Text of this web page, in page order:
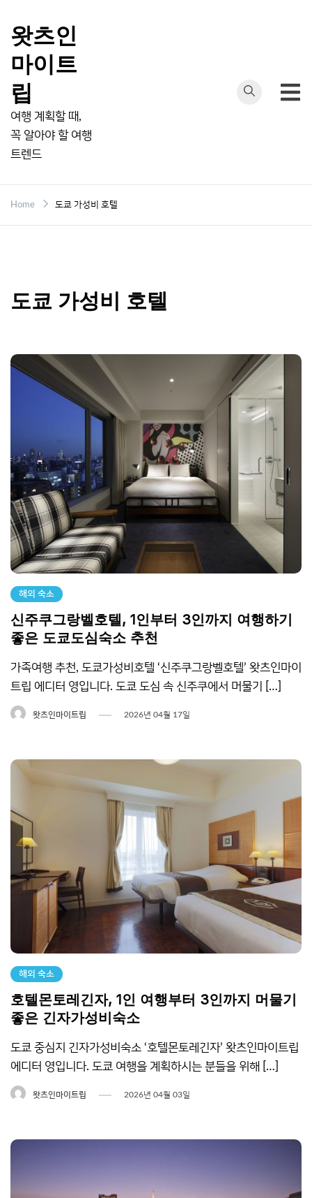
content
왓츠인
마이트
립
여행 계획할 때,
꼭 알아야 할 여행
트렌드
Home 도쿄 가성비 호텔
도쿄 가성비 호텔
해외 숙소
신주쿠그랑벨호텔, 1인부터 3인까지 여행하기
좋은 도쿄도심숙소 추천
가족여행 추천, 도쿄가성비호텔 ‘신주쿠그랑벨호텔’ 왓츠인마이
트립 에디터 영입니다. 도쿄 도심 속 신주쿠에서 머물기 […]
왓츠인마이트립 2026년 04월 17일
해외 숙소
호텔몬토레긴자, 1인 여행부터 3인까지 머물기
좋은 긴자가성비숙소
도쿄 중심지 긴자가성비숙소 ‘호텔몬토레긴자’ 왓츠인마이트립
에디터 영입니다. 도쿄 여행을 계획하시는 분들을 위해 […]
왓츠인마이트립 2026년 04월 03일